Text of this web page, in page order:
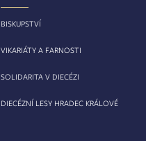
BISKUPSTVÍ
VIKARIÁTY A FARNOSTI
SOLIDARITA V DIECÉZI
DIECÉZNÍ LESY HRADEC KRÁLOVÉ